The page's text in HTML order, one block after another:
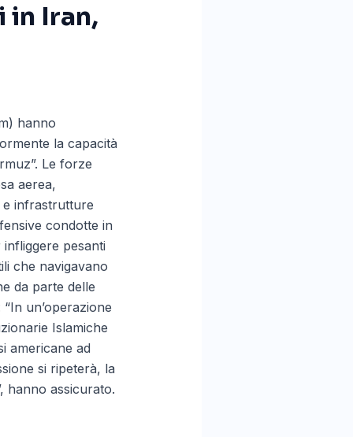
Iran,
hanno
la capacità
Le forze
aerea,
e infrastrutture
condotte in
pesanti
che navigavano
da parte delle
un’operazione
Islamiche
americane ad
si ripeterà, la
hanno assicurato.